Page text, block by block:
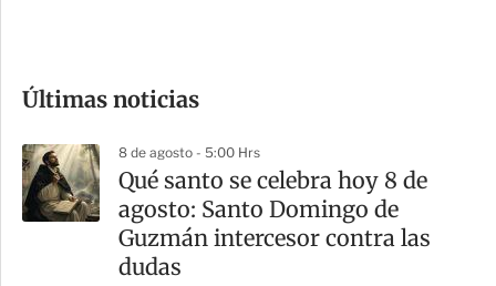
m
a
r
t
Últimas noticias
8 de agosto - 5:00 Hrs
Qué santo se celebra hoy 8 de
agosto: Santo Domingo de
Guzmán intercesor contra las
dudas